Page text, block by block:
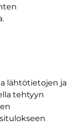
lähtötietojen ja
tehtyyn